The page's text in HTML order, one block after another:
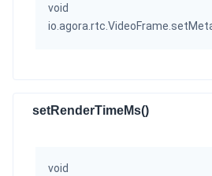
void
setRenderTimeMs()
void